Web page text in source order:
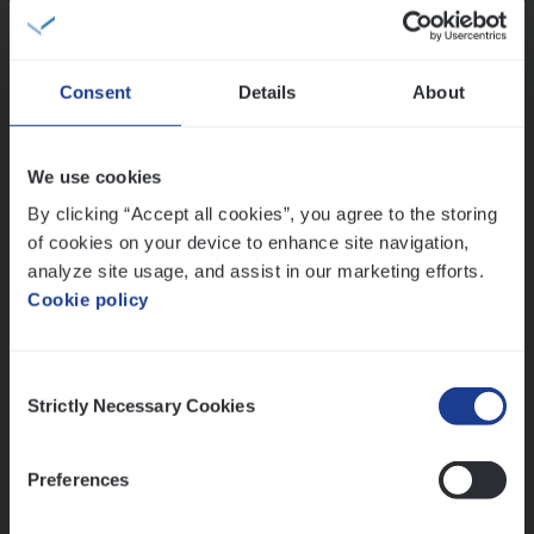
Consent Details About
We use cookies
By clicking “Accept all cookies”, you agree to the storing
of cookies on your device to enhance site navigation,
analyze site usage, and assist in our marketing efforts.
Cookie policy
Selection
Strictly Necessary Cookies
Preferences
People Management, Sales Management
(Agi­le)ITPro­ject Manager
IT, Change & Innovation
Antwerpen
Meer dan collega’s: hoe Julie en Aurélie elkaar
Mathias houdt van diepgaande dossiers én droge